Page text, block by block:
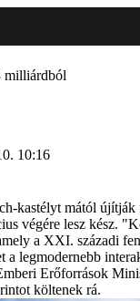
milliárdból
10:16
kastélyt mától
végére lesz kész.
a XXI. századi
a legmodernebb
Erőforrások
költenek rá.